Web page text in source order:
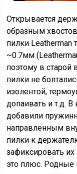
Открывается
образным
пилки Leatherman
~0.7мм
поэтому в старой
пилки не
изолентой,
допаивать и т.д.
добавили
направленным
пилки к
зафиксировать
это плюс. Родные